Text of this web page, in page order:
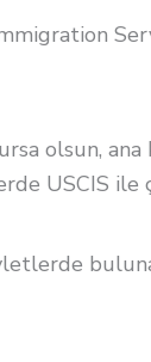
olsun,
USCIS ile